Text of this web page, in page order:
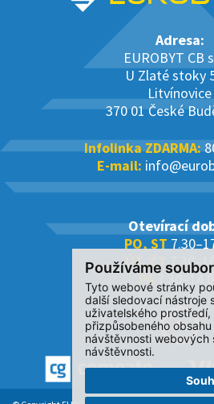
Používáme
Tyto webové stránky
další sledovací nástroje
uživatelského
přizpůsobeného
návštěvnosti webových
návštěvnosti.
Adresa:
EUROBYT CB
U Zlaté stoky
Litvínovice
370 01 České
Infolinka ZDARMA:
E-mail:
Otevírací
PO, ST
ÚT, ČT
PÁ